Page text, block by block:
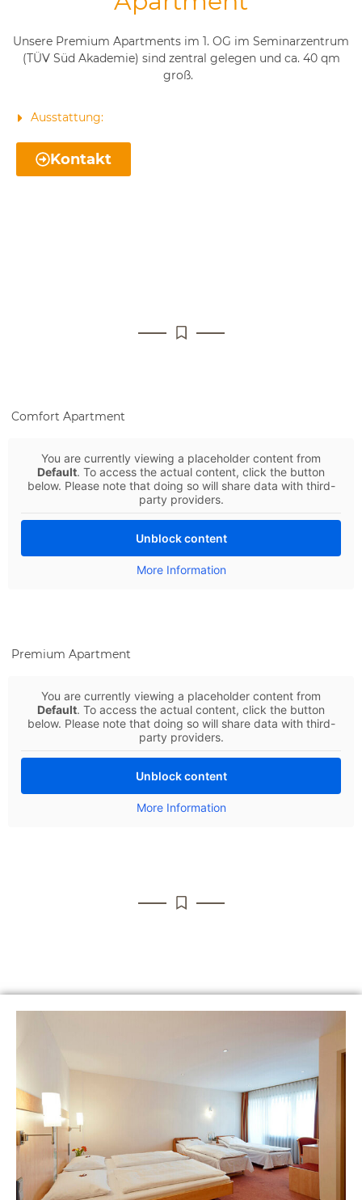
Unsere Premium Apartments im 1. OG im Seminarzentrum
(TÜV Süd Akademie) sind zentral gelegen und ca. 40 qm
groß.
Ausstattung:
Kontakt
Comfort Apartment
You are currently viewing a placeholder content from
Default. To access the actual content, click the button
below. Please note that doing so will share data with third-
party providers.
Unblock content
More Information
Premium Apartment
You are currently viewing a placeholder content from
Default. To access the actual content, click the button
below. Please note that doing so will share data with third-
party providers.
Unblock content
More Information